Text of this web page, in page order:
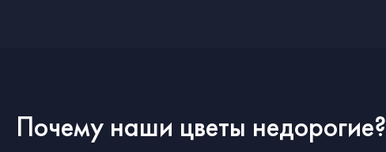
Почему наши цветы недорогие?